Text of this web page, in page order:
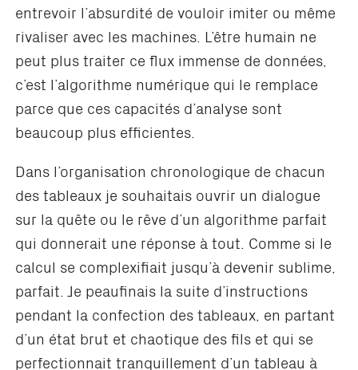
entrevoir l’absurdité de vouloir imiter ou même
rivaliser avec les machines. L’être humain ne
peut plus traiter ce flux immense de données,
c’est l’algorithme numérique qui le remplace
parce que ces capacités d’analyse sont
beaucoup plus efficientes.
Dans l’organisation chronologique de chacun
des tableaux je souhaitais ouvrir un dialogue
sur la quête ou le rêve d’un algorithme parfait
qui donnerait une réponse à tout. Comme si le
calcul se complexifiait jusqu’à devenir sublime,
parfait. Je peaufinais la suite d’instructions
pendant la confection des tableaux, en partant
d’un état brut et chaotique des fils et qui se
perfectionnait tranquillement d’un tableau à